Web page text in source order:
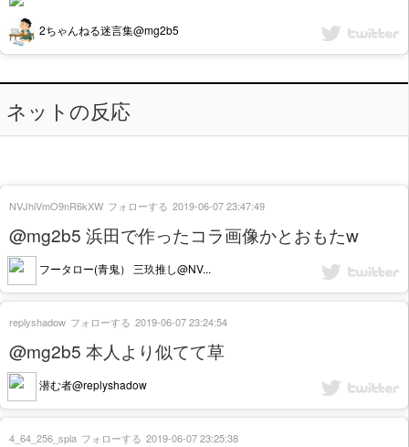
2ちゃんねる迷言集@mg2b5
ネットの反応
@mg2b5 浜田で作ったコラ画像かとおもたw
フータロー(青鬼） 三玖推し@NV...
NVJhiVmO9nR6kXW フォローする 2019-06-07 23:47:49
@mg2b5 本人より似てて草
潜む者@replyshadow
replyshadow フォローする 2019-06-07 23:24:54
4_64_256_spla フォローする 2019-06-07 23:25:38